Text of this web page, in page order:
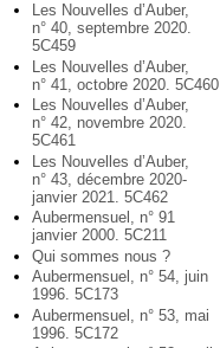
Les Nouvelles d’Auber,
n° 40, septembre 2020.
5C459
Les Nouvelles d’Auber,
n° 41, octobre 2020. 5C460
Les Nouvelles d’Auber,
n° 42, novembre 2020.
5C461
Les Nouvelles d’Auber,
n° 43, décembre 2020-
janvier 2021. 5C462
Aubermensuel, n° 91
janvier 2000. 5C211
Qui sommes nous ?
Aubermensuel, n° 54, juin
1996. 5C173
Aubermensuel, n° 53, mai
1996. 5C172